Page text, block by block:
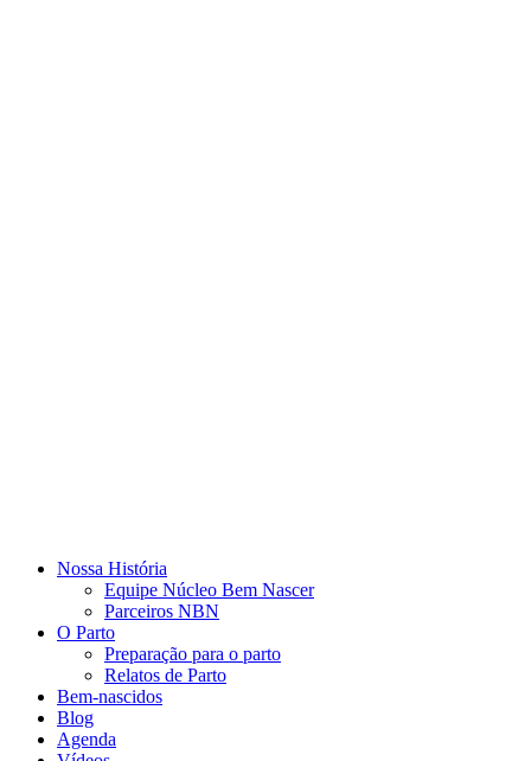
Nossa História
Equipe Núcleo Bem Nascer
Parceiros NBN
O Parto
Preparação para o parto
Relatos de Parto
Bem-nascidos
Blog
Agenda